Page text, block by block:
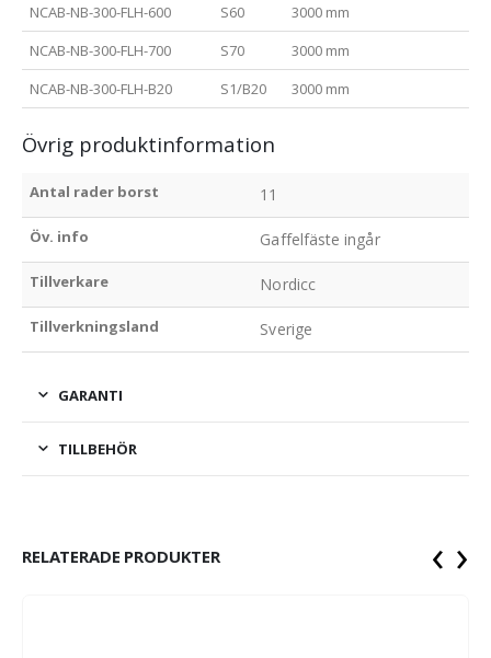
NCAB-NB-300-FLH-600
S60
3000 mm
NCAB-NB-300-FLH-700
S70
3000 mm
NCAB-NB-300-FLH-B20
S1/B20 3000 mm
Övrig produktinformation
Antal rader borst 11
Öv. info Gaffelfäste ingår
Tillverkare Nordicc
Tillverkningsland Sverige
GARANTI
TILLBEHÖR
RELATERADE PRODUKTER ‹ ›